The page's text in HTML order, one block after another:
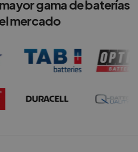
gama de baterías
mercado